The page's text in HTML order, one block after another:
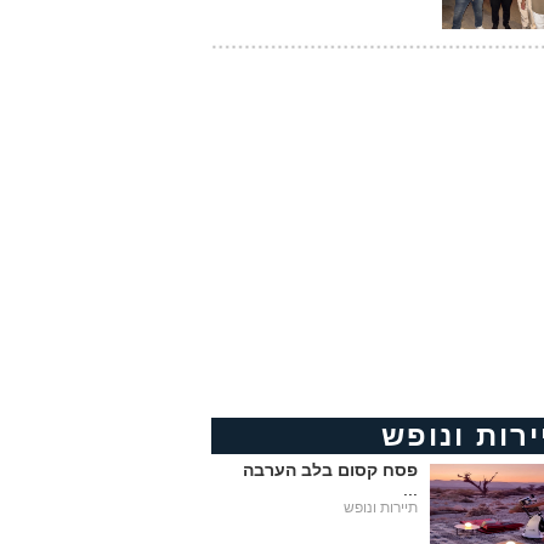
ונופש
פסח קסום בלב הערבה
תיירות ונופש